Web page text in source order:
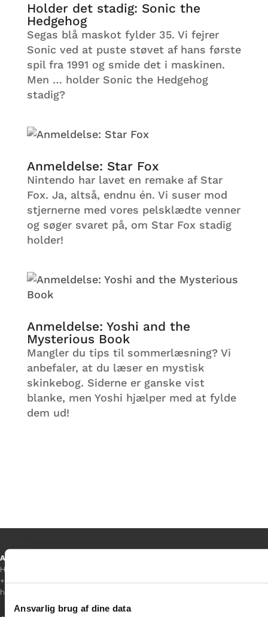
Ansvarlig brug af dine data
Holder det stadig: Sonic the
Hedgehog
Segas blå maskot fylder 35. Vi fejrer
Sonic ved at puste støvet af hans første
spil fra 1991 og smide det i maskinen.
Men … holder Sonic the Hedgehog
stadig?
Anmeldelse: Star Fox
Nintendo har lavet en remake af Star
Fox. Ja, altså, endnu én. Vi suser mod
stjernerne med vores pelsklædte venner
og søger svaret på, om Star Fox stadig
holder!
Anmeldelse: Yoshi and the
Mysterious Book
Mangler du tips til sommerlæsning? Vi
anbefaler, at du læser en mystisk
skinkebog. Siderne er ganske vist
blanke, men Yoshi hjælper med at fylde
dem ud!
Ansvarshavende redaktør
Hanne Jensen
+45 30 20 68 35
hanne@gladfonden.dk